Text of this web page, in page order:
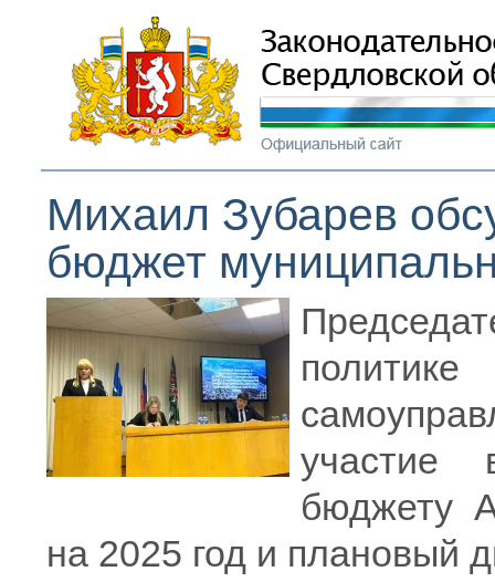
Михаил Зубарев
бюджет
участие
бюджету
на 2025 год и плановый